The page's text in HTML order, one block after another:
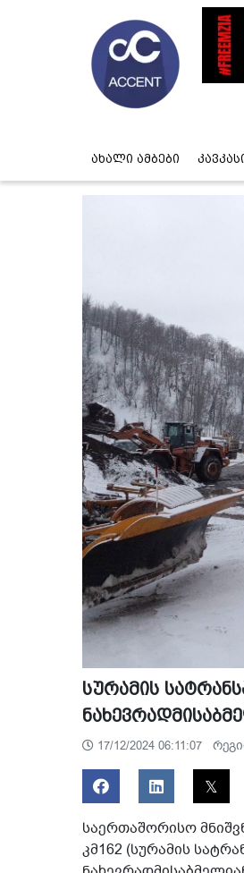
ახალი ამბები
სურამის
17/12/2024 06:11:07
საერთაშორისო
კმ162 (სურამის